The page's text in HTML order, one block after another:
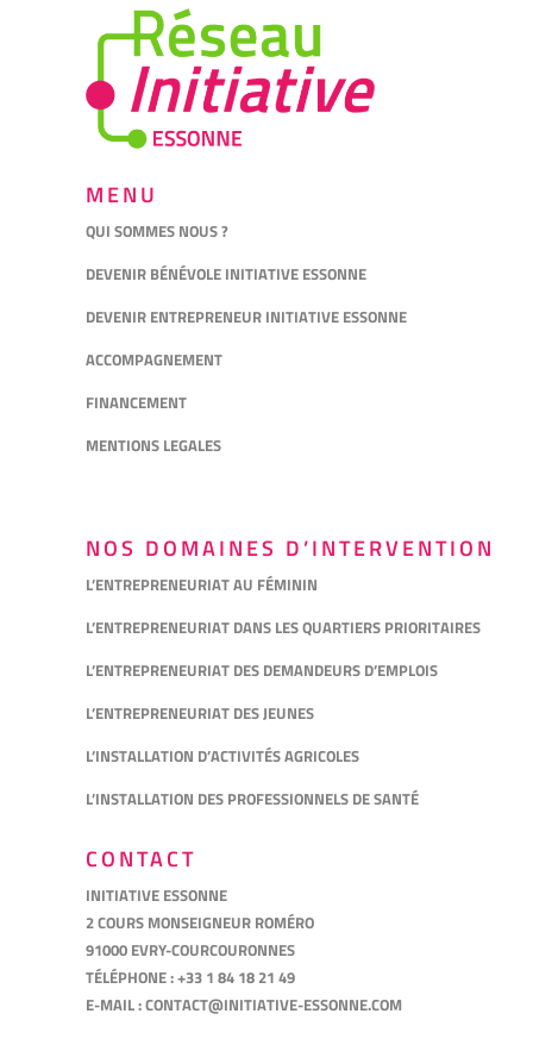
MENU
QUI SOMMES NOUS ?
DEVENIR BÉNÉVOLE INITIATIVE ESSONNE
DEVENIR ENTREPRENEUR INITIATIVE ESSONNE
ACCOMPAGNEMENT
FINANCEMENT
MENTIONS LEGALES
NOS DOMAINES D’INTERVENTION
L’ENTREPRENEURIAT AU FÉMININ
L’ENTREPRENEURIAT DANS LES QUARTIERS PRIORITAIRES
L’ENTREPRENEURIAT DES DEMANDEURS D’EMPLOIS
L’ENTREPRENEURIAT DES JEUNES
L’INSTALLATION D’ACTIVITÉS AGRICOLES
L’INSTALLATION DES PROFESSIONNELS DE SANTÉ
CONTACT
INITIATIVE ESSONNE
2 COURS MONSEIGNEUR ROMÉRO
91000 EVRY-COURCOURONNES
TÉLÉPHONE : +33 1 84 18 21 49
E-MAIL :CONTACT@INITIATIVE-ESSONNE.COM